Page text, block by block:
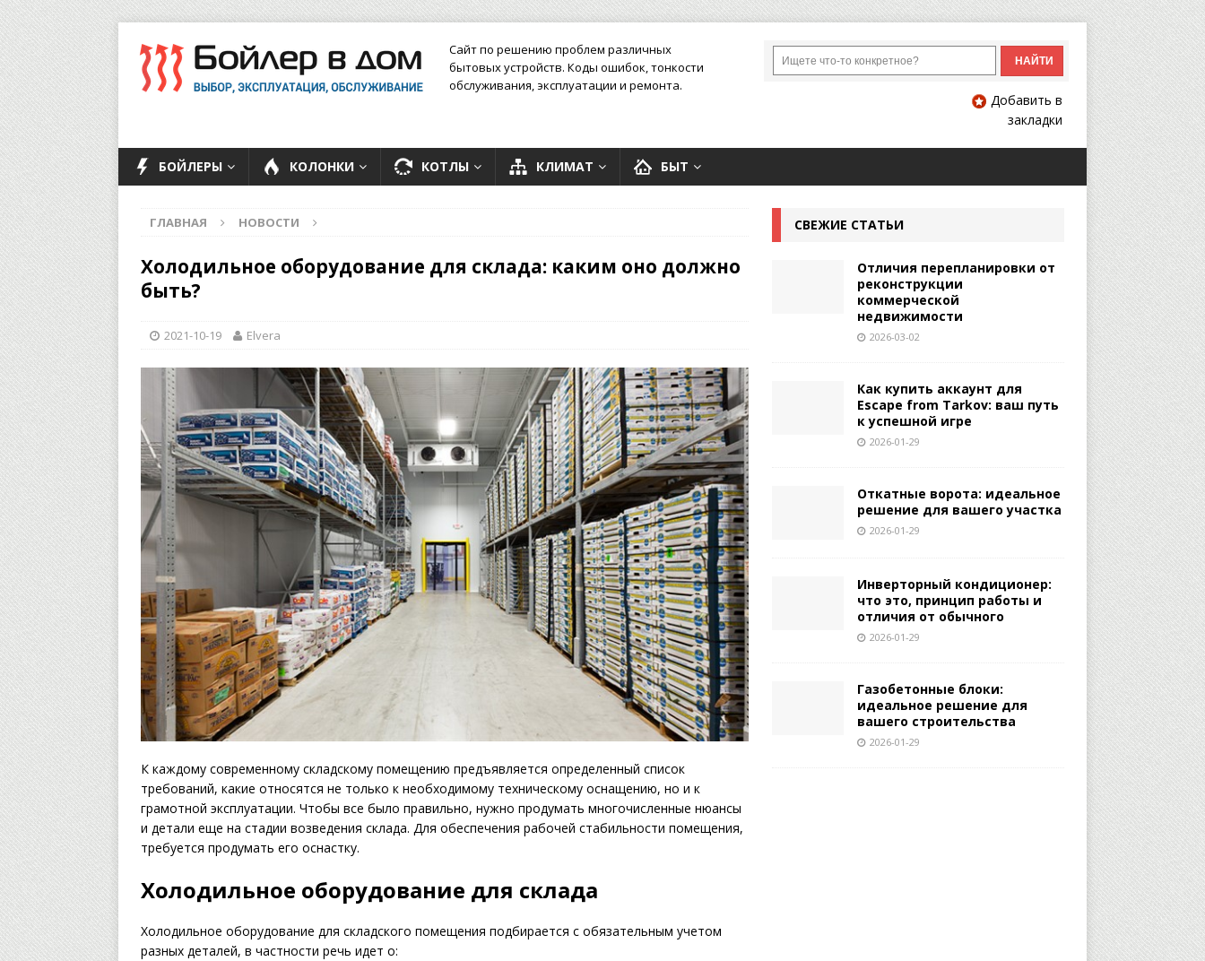
Сайт по решению проблем различных
бытовых устройств. Коды ошибок, тонкости
обслуживания, эксплуатации и ремонта.
Добавить в
закладки
БОЙЛЕРЫ КОЛОНКИ КОТЛЫ КЛИМАТ БЫТ
ГЛАВНАЯ НОВОСТИ
Холодильное оборудование для склада: каким оно должно
быть?
2021-10-19 Elvera
К каждому современному складскому помещению предъявляется определенный список
требований, какие относятся не только к необходимому техническому оснащению, но и к
грамотной эксплуатации. Чтобы все было правильно, нужно продумать многочисленные нюансы
и детали еще на стадии возведения склада. Для обеспечения рабочей стабильности помещения,
требуется продумать его оснастку.
Холодильное оборудование для склада
Холодильное оборудование для складского помещения подбирается с обязательным учетом
разных деталей, в частности речь идет о:
СВЕЖИЕ СТАТЬИ
Отличия перепланировки от
реконструкции
коммерческой
недвижимости
2026-03-02
Как купить аккаунт для
Escape from Tarkov: ваш путь
к успешной игре
2026-01-29
Откатные ворота: идеальное
решение для вашего участка
2026-01-29
Инверторный кондиционер:
что это, принцип работы и
отличия от обычного
2026-01-29
Газобетонные блоки:
идеальное решение для
вашего строительства
2026-01-29